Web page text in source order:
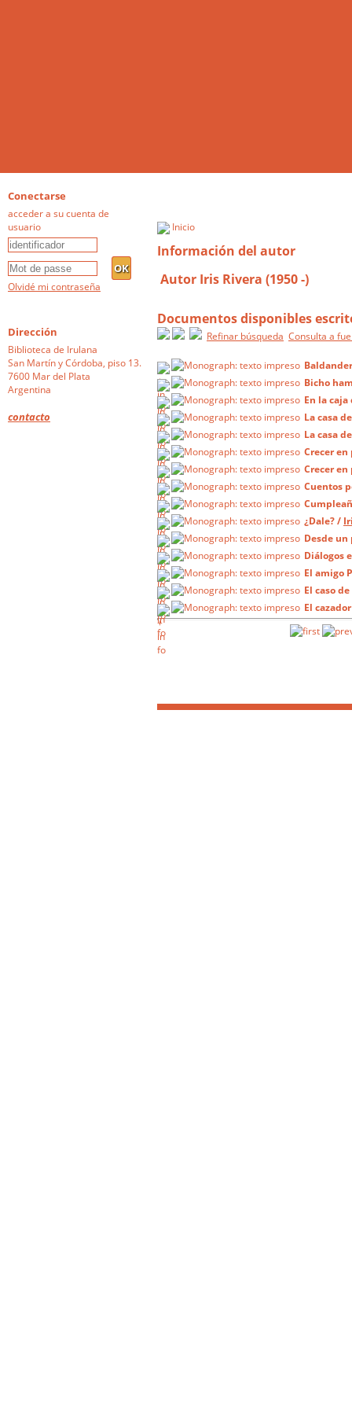
Inicio
Información del autor
Autor Iris Rivera (1950 -)
Documentos disponibles
Refinar búsqueda Consulta a
Bicho
En la
La casa
La casa
Crecer en
Crecer en
Cuentos
¿Dale?/
Desde un
Diálogos
El amigo
El caso
El
Conectarse
acceder a su cuenta de
usuario
Olvidé mi contraseña
Dirección
Biblioteca de Irulana
San Martín y Córdoba, piso 13.
7600 Mar del Plata
Argentina
contacto